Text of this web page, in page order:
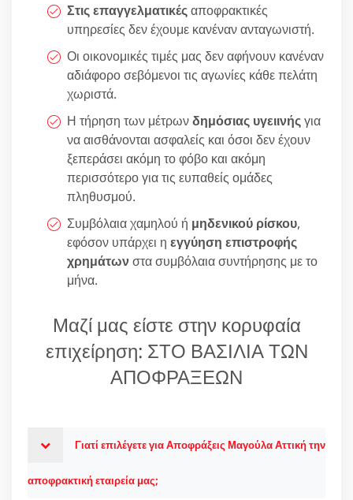
Στις επαγγελματικέςαποφρακτικές
υπηρεσίες δεν έχουμε κανέναν ανταγωνιστή.
Οι οικονομικές τιμές μας δεν αφήνουν κανέναν
αδιάφορο σεβόμενοι τις αγωνίες κάθε πελάτη
χωριστά.
Η τήρηση των μέτρωνδημόσιας υγειινήςγια
να αισθάνονται ασφαλείς και όσοι δεν έχουν
ξεπεράσει ακόμη το φόβο και ακόμη
περισσότερο για τις ευπαθείς ομάδες
πληθυσμού.
Συμβόλαια χαμηλού ή μηδενικού ρίσκου,
εφόσον υπάρχει η εγγύηση επιστροφής
χρημάτωνστα συμβόλαια συντήρησης με το
μήνα.
Μαζί μας είστε στην κορυφαία
επιχείρηση: ΣΤΟ ΒΑΣΙΛΙΑ ΤΩΝ
ΑΠΟΦΡΑΞΕΩΝ
Γιατί επιλέγετε για Αποφράξεις Μαγούλα Αττική την
αποφρακτική εταιρεία μας;